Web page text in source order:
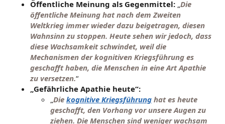
Öffentliche Meinung als Gegenmittel: Die
öffentliche Meinung hat nach dem Zweiten
Weltkrieg immer wieder dazu beigetragen, diesen
Wahnsinn zu stoppen. Heute sehen wir jedoch, dass
diese Wachsamkeit schwindet, weil die
Mechanismen der kognitiven Kriegsführung es
geschafft haben, die Menschen in eine Art Apathie
zu versetzen.“
„Gefährliche Apathie heute“:
Die kognitive Kriegsführung hat es heute
geschafft, den Vorhang vor unsere Augen zu
ziehen. Die Menschen sind weniger wachsam